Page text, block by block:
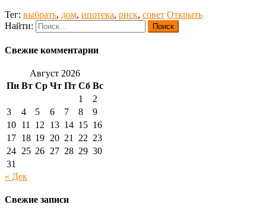
Тег: выбрать, дом, ипотека, риск, совет Открыть
Найти:
Свежие комментарии
Август 2026
Пн Вт Ср Чт Пт Сб Вс
1
2
3
4 5 6 7 8
9
10 11 12 13 14 15 16
17 18 19 20 21 22 23
24 25 26 27 28 29 30
31
« Дек
Свежие записи